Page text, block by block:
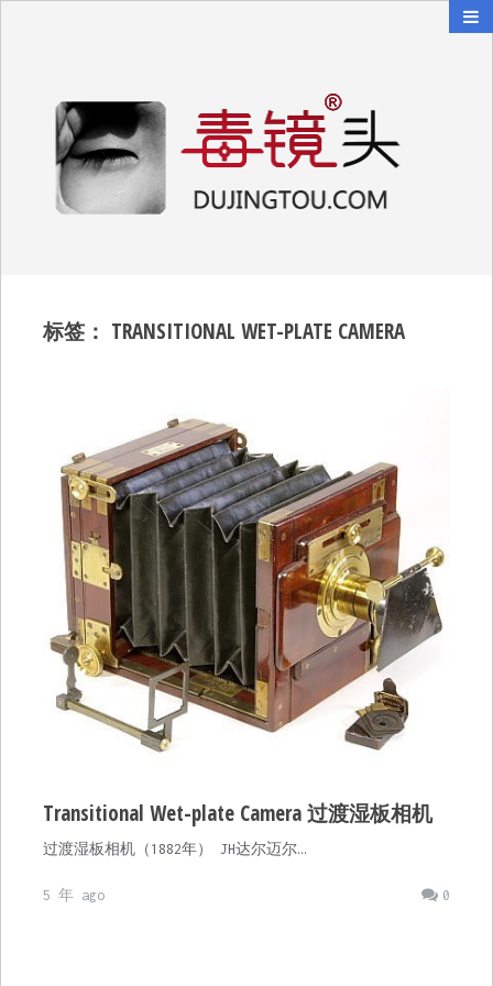
标签： TRANSITIONAL WET-PLATE CAMERA
Transitional Wet-plate Camera 过渡湿板相机
过渡湿板相机（1882年） JH达尔迈尔…
0
5 年 ago